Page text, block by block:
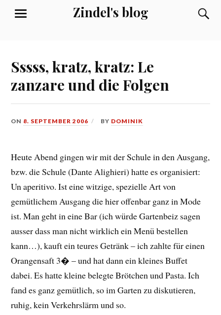
Zindel's blog
MENU
Sssss, kratz, kratz: Le
zanzare und die Folgen
ON 8. SEPTEMBER 2006 BY DOMINIK
Heute Abend gingen wir mit der Schule in den Ausgang,
bzw. die Schule (Dante Alighieri) hatte es organisiert:
Un aperitivo. Ist eine witzige, spezielle Art von
gemütlichem Ausgang die hier offenbar ganz in Mode
ist. Man geht in eine Bar (ich würde Gartenbeiz sagen
ausser dass man nicht wirklich ein Menü bestellen
kann…), kauft ein teures Getränk – ich zahlte für einen
Orangensaft 3� – und hat dann ein kleines Buffet
dabei. Es hatte kleine belegte Brötchen und Pasta. Ich
fand es ganz gemütlich, so im Garten zu diskutieren,
ruhig, kein Verkehrslärm und so.